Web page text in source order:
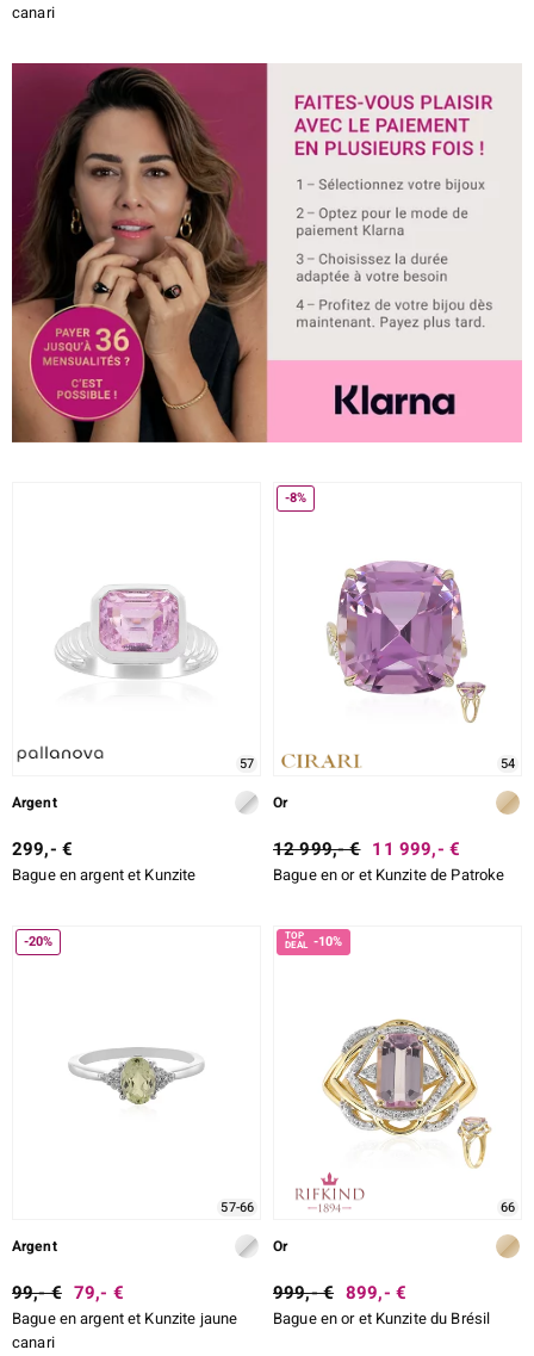
canari
57
Argent
299,- €
Bague en argent et Kunzite
-8%
54
Or
12 999,- € 11 999,- €
Bague en or et Kunzite de Patroke
-20%
57-66
Argent
99,- € 79,- €
Bague en argent et Kunzite jaune
canari
-10%
66
Or
999,- € 899,- €
Bague en or et Kunzite du Brésil